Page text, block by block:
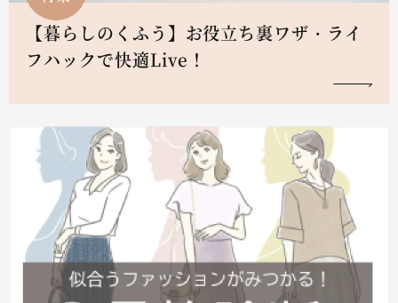
【暮らしのくふう】お役立ち裏ワザ・ライ
フハックで快適Live！